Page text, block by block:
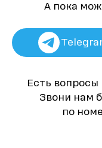
А пока
Есть вопросы
Звони нам
по